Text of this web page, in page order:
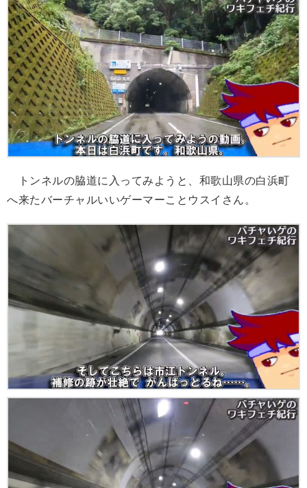
トンネルの脇道に入ってみようと、和歌山県の白浜町
へ来たバーチャルいいゲーマーことウスイさん。